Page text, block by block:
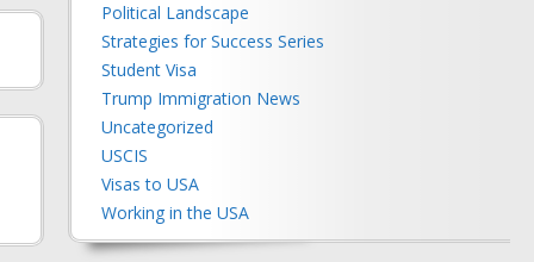
Political Landscape
Strategies for Success Series
Student Visa
Trump Immigration News
Uncategorized
USCIS
Visas to USA
Working in the USA